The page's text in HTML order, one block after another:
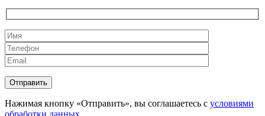
Нажимая кнопку «Отправить», вы соглашаетесь с условиями
обработки данных